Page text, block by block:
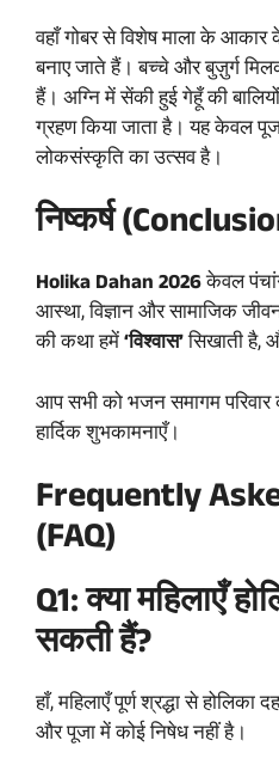
वहाँ गोबर से विशेष माला के आकार
बनाए जाते हैं। बच्चे और बुज़ुर्ग
हैं। अग्नि में सेंकी हुई गेहूँ की
ग्रहण किया जाता है। यह केवल
लोकसंस्कृति का उत्सव है।
निष्कर्ष
Holika Dahan 2026केवल
आस्था, विज्ञान और सामाजिक
की कथा हमें‘विश्वास’सिखाती है,
आप सभी को भजन समागम
हार्दिक शुभकामनाएँ।
Frequently
(FAQ)
Q1: क्या महिलाएँ
सकती हैं?
हाँ, महिलाएँ पूर्ण श्रद्धा से
और पूजा में कोई निषेध नहीं है।